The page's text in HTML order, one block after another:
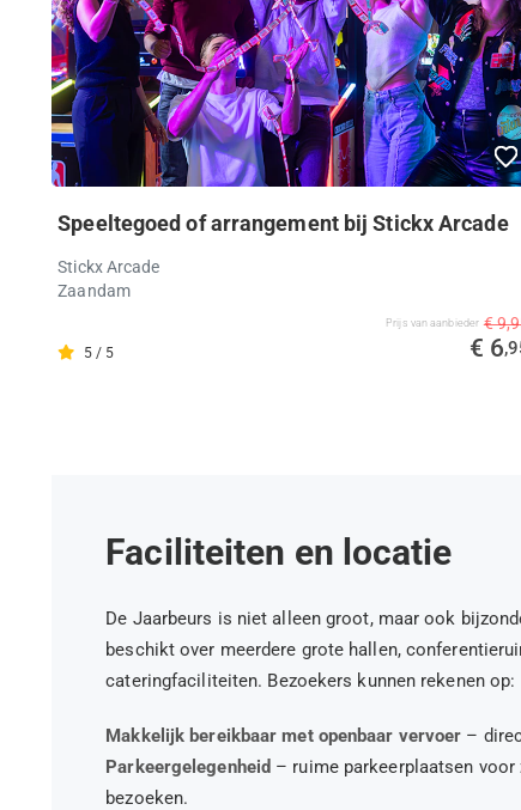
Speeltegoed of arrangement bij Stickx Arcade
Stickx Arcade
Zaandam
5 / 5
Prijs van aanbieder €
€ 6
Faciliteiten en locatie
De Jaarbeurs is niet alleen groot, maar ook
beschikt over meerdere grote hallen,
cateringfaciliteiten. Bezoekers kunnen rekenen op:
Makkelijk bereikbaar met openbaar vervoer –
Parkeergelegenheid – ruime parkeerplaatsen
bezoeken.